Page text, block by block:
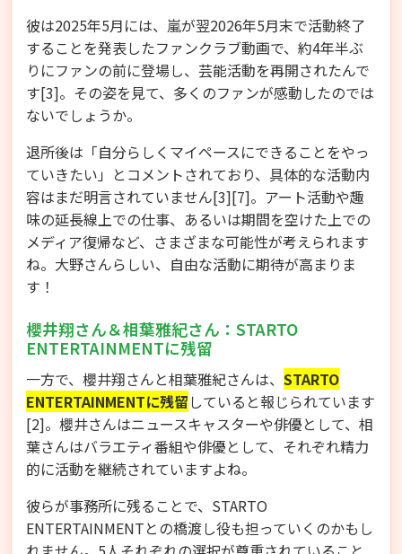
彼は2025年5月には、嵐が翌2026年5月末で活動終了
することを発表したファンクラブ動画で、約4年半ぶ
りにファンの前に登場し、芸能活動を再開されたんで
す[3]。その姿を見て、多くのファンが感動したのでは
ないでしょうか。
退所後は「自分らしくマイペースにできることをやっ
ていきたい」とコメントされており、具体的な活動内
容はまだ明言されていません[3][7]。アート活動や趣
味の延長線上での仕事、あるいは期間を空けた上での
メディア復帰など、さまざまな可能性が考えられます
ね。大野さんらしい、自由な活動に期待が高まりま
す！
櫻井翔さん＆相葉雅紀さん：STARTO
ENTERTAINMENTに残留
一方で、櫻井翔さんと相葉雅紀さんは、 STARTO
ENTERTAINMENTに残留していると報じられています
[2]。櫻井さんはニュースキャスターや俳優として、相
葉さんはバラエティ番組や俳優として、それぞれ精力
的に活動を継続されていますよね。
彼らが事務所に残ることで、STARTO
ENTERTAINMENTとの橋渡し役も担っていくのかもし